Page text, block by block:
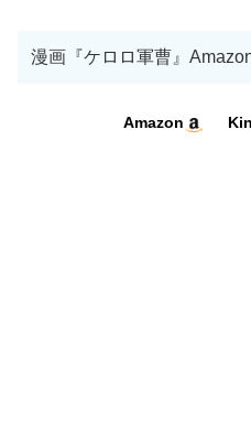
漫画『ケロロ軍曹』
Amazon